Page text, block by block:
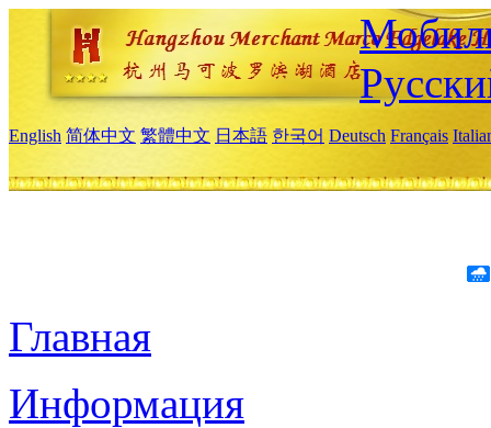
English 简体中文 繁體中文 日本語 한국어 Deutsch Français
Главная
Информация